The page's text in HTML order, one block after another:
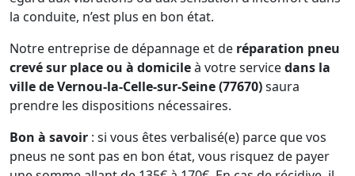
la conduite, n’est plus en bon état.
Notre entreprise de dépannage et de réparation pneu
crevé sur place ou à domicileà votre servicedans la
ville de Vernou-la-Celle-sur-Seine (77670)saura
prendre les dispositions nécessaires.
Bon à savoir : si vous êtes verbalisé(e) parce que vos
pneus ne sont pas en bon état, vous risquez de payer